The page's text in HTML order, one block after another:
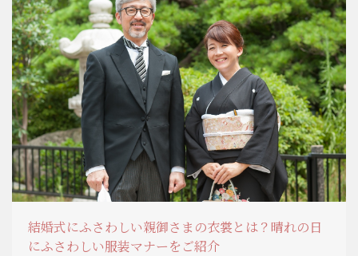
結婚式にふさわしい親御さまの衣裳とは？晴れの日
にふさわしい服装マナーをご紹介